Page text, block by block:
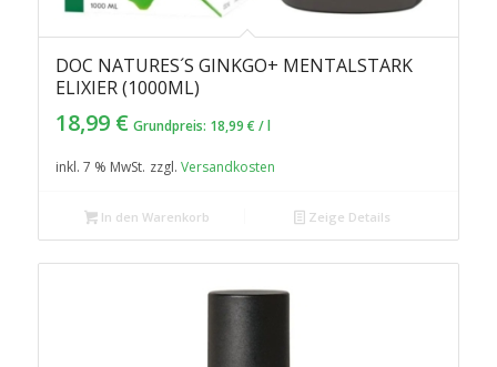
DOC NATURES´S GINKGO+ MENTALSTARK
ELIXIER (1000ML)
18,99 € Grundpreis: 18,99 € /l
inkl. 7 % MwSt. zzgl. Versandkosten
In den Warenkorb Zeige Details